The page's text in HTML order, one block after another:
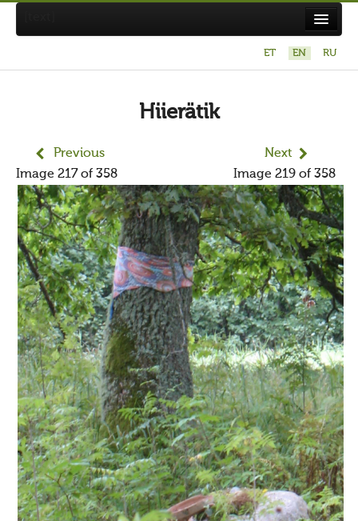
About Maavalla Koda
News
Religion and culture
Links
Contact
Photography contest
Photography contest 2016
Photography contest 2014
Photography contest 2014 winners
ET EN RU
Hiierätik
Previous
Image 217 of 358
Next
Image 219 of 358